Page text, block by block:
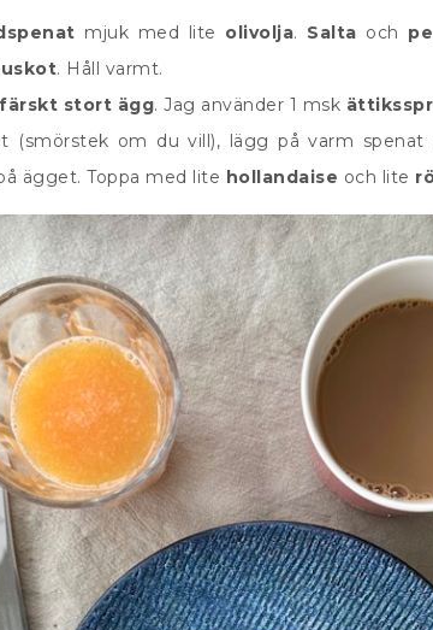
mjuk med lite olivolja. Salta och
. Håll varmt.
stort ägg. Jag använder 1 msk
(smörstek om du vill), lägg på varm
ägget. Toppa med lite hollandaise och lite